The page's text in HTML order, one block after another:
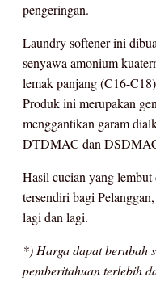
pengeringan.
Laundry softener ini
senyawa amonium
lemak panjang (C16-
Produk ini merupakan
menggantikan garam
DTDMAC dan
Hasil cucian yang lembut
tersendiri bagi
lagi dan lagi.
*) Harga dapat berubah
pemberitahuan terlebih